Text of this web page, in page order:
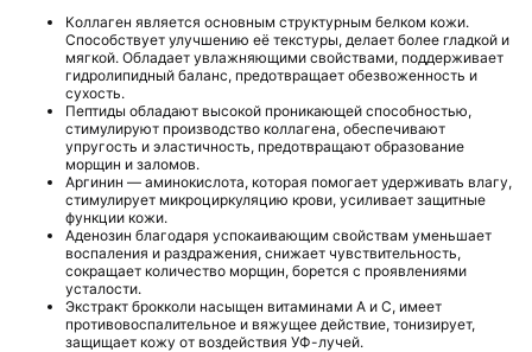
Коллаген является основным структурным белком кожи.
Способствует улучшению её текстуры, делает более гладкой и
мягкой. Обладает увлажняющими свойствами, поддерживает
гидролипидный баланс, предотвращает обезвоженность и
сухость.
Пептиды обладают высокой проникающей способностью,
стимулируют производство коллагена, обеспечивают
упругость и эластичность, предотвращают образование
морщин и заломов.
Аргинин — аминокислота, которая помогает удерживать влагу,
стимулирует микроциркуляцию крови, усиливает защитные
функции кожи.
Аденозин благодаря успокаивающим свойствам уменьшает
воспаления и раздражения, снижает чувствительность,
сокращает количество морщин, борется с проявлениями
усталости.
Экстракт брокколи насыщен витаминами А и С, имеет
противовоспалительное и вяжущее действие, тонизирует,
защищает кожу от воздействия УФ-лучей.